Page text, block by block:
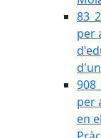
per
per
en